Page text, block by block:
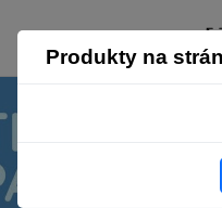
Produkty na